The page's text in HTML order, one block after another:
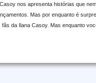
nos apresenta histórias que
Mas por enquanto é
da Ilana Casoy. Mas enquanto